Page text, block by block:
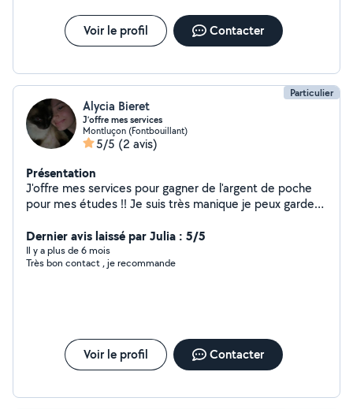
Voir le profil Contacter
Particulier
Alycia Bieret
J’offre mes services
Montluçon (Fontbouillant)
5/5 (2 avis)
Présentation
J'offre mes services pour gagner de l'argent de poche
pour mes études !! Je suis très manique je peux garder
Dernier avis laissé par Julia : 5/5
Il y a plus de 6 mois
Très bon contact , je recommande
Voir le profil Contacter